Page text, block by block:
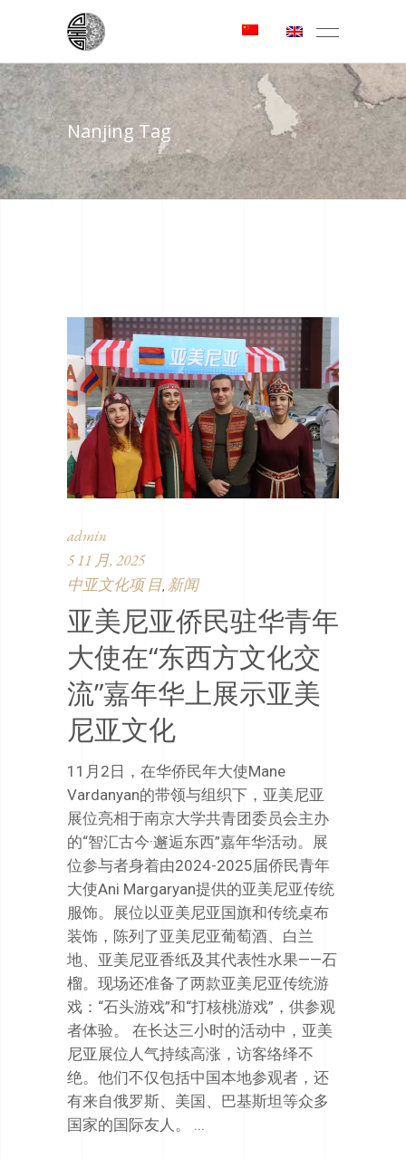
Nanjing Tag
admin
5 11 月, 2025
中亚文化项 目 新闻
亚美尼亚侨民驻华青年
大使在“东西方文化交
流”嘉年华上展示亚美
尼亚文化
11月2日，在华侨民年大使Mane
Vardanyan的带领与组织下，亚美尼亚
展位亮相于南京大学共青团委员会主办
的“智汇古今·邂逅东西”嘉年华活动。展
位参与者身着由2024-2025届侨民青年
大使Ani Margaryan提供的亚美尼亚传统
服饰。展位以亚美尼亚国旗和传统桌布
装饰，陈列了亚美尼亚葡萄酒、白兰
地、亚美尼亚香纸及其代表性水果——石
榴。现场还准备了两款亚美尼亚传统游
戏：“石头游戏”和“打核桃游戏”，供参观
者体验。 在长达三小时的活动中，亚美
尼亚展位人气持续高涨，访客络绎不
绝。他们不仅包括中国本地参观者，还
有来自俄罗斯、美国、巴基斯坦等众多
国家的国际友人。